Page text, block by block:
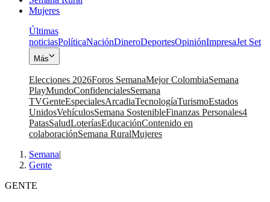
Mujeres
Últimas
noticiasPolíticaNaciónDineroDeportesOpiniónImpresaJet Set
Más
Elecciones 2026Foros SemanaMejor ColombiaSemana
PlayMundoConfidencialesSemana
TVGenteEspecialesArcadiaTecnologíaTurismoEstados
UnidosVehículosSemana SostenibleFinanzas Personales4
PatasSaludLoteríasEducaciónContenido en
colaboraciónSemana RuralMujeres
Semana|
Gente
GENTE